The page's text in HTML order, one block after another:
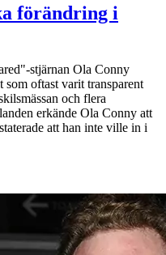
förändring i
stjärnan Ola Conny
oftast varit transparent
och flera
erkände Ola Conny att
att han inte ville in i